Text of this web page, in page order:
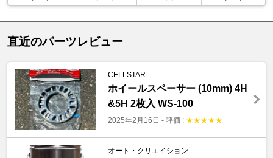
直近のパーツレビュー
CELLSTAR
ホイールスペーサー (10mm) 4H
&5H 2枚入 WS-100
2025年2月16日 - 評価 : ★★★★★
オート・クリエイション